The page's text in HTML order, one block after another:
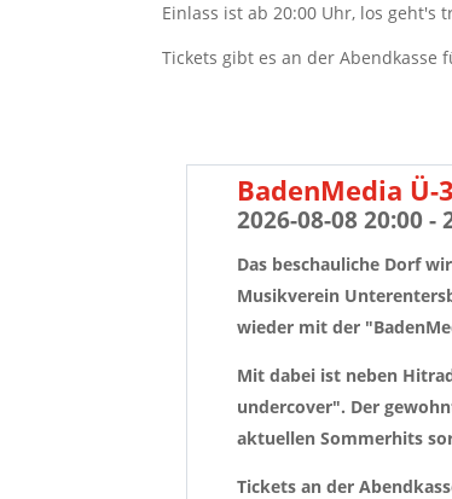
Einlass ist ab 20:00 Uhr, los geht's
Tickets gibt es an der Abendkasse
BadenMedia Ü-
2026-08-08 20:00 -
Das beschauliche Dorf
Musikverein
wieder mit der
Mit dabei ist neben
undercover". Der
aktuellen Sommerhits
Tickets an der